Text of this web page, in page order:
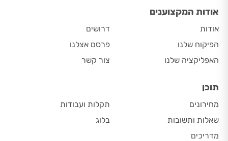
אודות המקצוענים
אודות
הפיקוח שלנו
האפליקציה שלנו
דרושים
פרסם אצלנו
צור קשר
תוכן
מחירונים
שאלות ותשובות
מדריכים
תקלות ועבודות
בלוג